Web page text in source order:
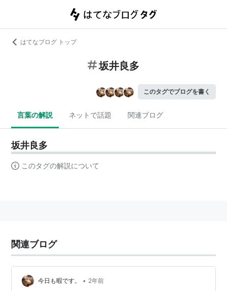
はてなブログ トップ
坂井良多
このタグでブログを書く
言葉の解説 ネットで話題 関連ブログ
坂井良多
このタグの解説について
関連ブログ
今日も暇です。 • 2年前